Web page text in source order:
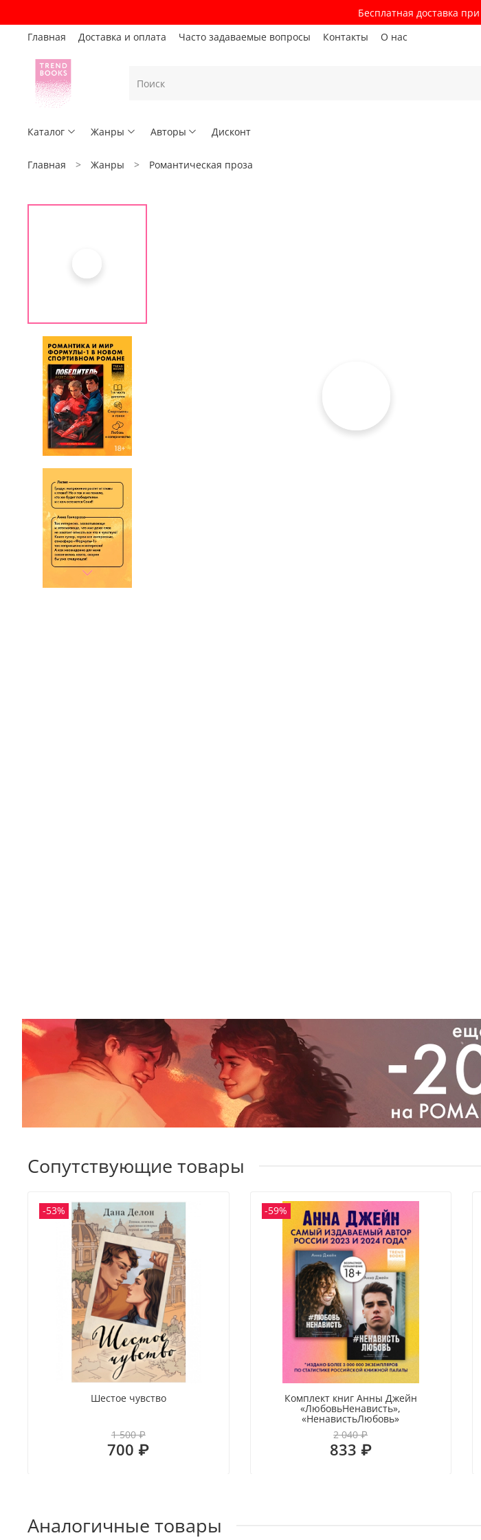
Бесплатная доставка
Главная
Доставка и оплата Часто задаваемые вопросы Контакты О нас
Каталог Жанры Авторы Дисконт
Главная Жанры Романтическая проза
Сопутствующие товары
-53%
Шестое чувство
1 500 ₽
700 ₽
-59%
Комплект книг Анны Джейн
«ЛюбовьНенависть»,
«НенавистьЛюбовь»
2 040 ₽
833 ₽
Аналогичные товары